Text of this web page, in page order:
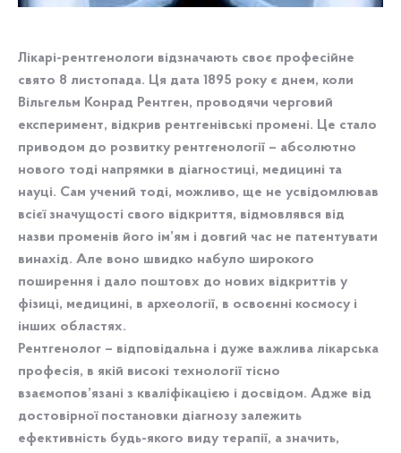
Лікарі-рентгенологи відзначають своє професійне
свято 8 листопада. Ця дата 1895 року є днем, коли
Вільгельм Конрад Рентген, проводячи черговий
експеримент, відкрив рентгенівські промені. Це стало
приводом до розвитку рентгенології – абсолютно
нового тоді напрямки в діагностиці, медицині та
науці. Сам учений тоді, можливо, ще не усвідомлював
всієї значущості свого відкриття, відмовлявся від
назви променів його ім’ям і довгий час не патентувати
винахід. Але воно швидко набуло широкого
поширення і дало поштовх до нових відкриттів у
фізиці, медицині, в археології, в освоєнні космосу і
інших областях.
Рентгенолог – відповідальна і дуже важлива лікарська
професія, в якій високі технології тісно
взаємопов’язані з кваліфікацією і досвідом. Адже від
достовірної постановки діагнозу залежить
ефективність будь-якого виду терапії, а значить,